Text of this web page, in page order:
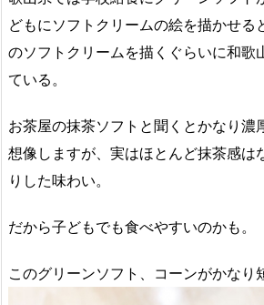
どもにソフトクリームの絵を描かせる
のソフトクリームを描くぐらいに和歌
ている。
お茶屋の抹茶ソフトと聞くとかなり濃
想像しますが、実はほとんど抹茶感は
りした味わい。
だから子どもでも食べやすいのかも。
このグリーンソフト、コーンがかなり